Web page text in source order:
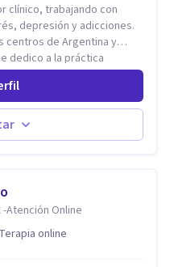
clínico, trabajando con
centros de Argentina y
dedico a la práctica
conductuales basadas en
resultados. Los
en brindar
que permitan
basadas en la
Atención Online
Terapia online